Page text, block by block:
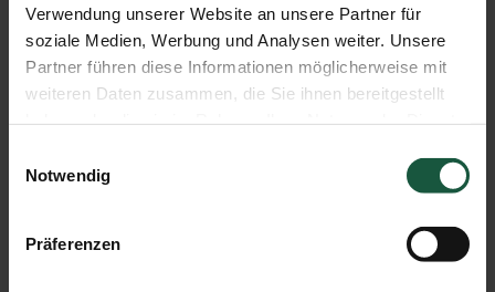
Verwendung unserer Website an unsere Partner für
soziale Medien, Werbung und Analysen weiter. Unsere
Partner führen diese Informationen möglicherweise mit
weiteren Daten zusammen, die Sie ihnen bereitgestellt
Cookies, wenn Sie unsere Webseite weiterhin nutzen.
Notwendig
Präferenzen
2 EL Sojasauce
2 EL Reisessig
1/2 TL Geräuchertes Paprikapulver
1 Blatt Nori